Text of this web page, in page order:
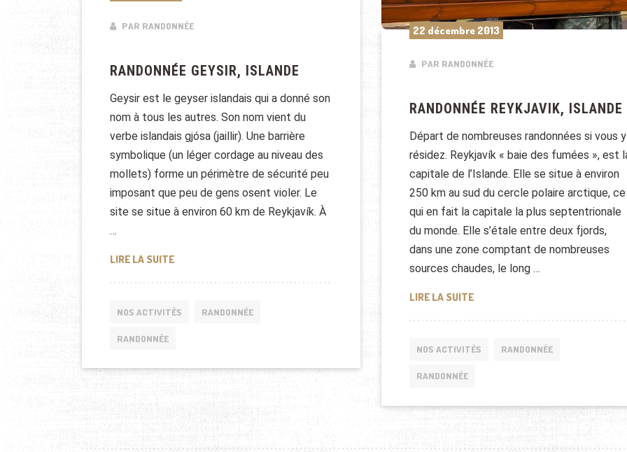
PAR RANDONNÉE
RANDONNÉE GEYSIR, ISLANDE
Geysir est le geyser islandais qui a donné son
nom à tous les autres. Son nom vient du
verbe islandais gjósa (jaillir). Une barrière
symbolique (un léger cordage au niveau des
mollets) forme un périmètre de sécurité peu
imposant que peu de gens osent violer. Le
site se situe à environ 60 km de Reykjavík. À
…
LIRE LA SUITERANDONNÉE GEYSIR, ISLANDE
NOS ACTIVITÉS RANDONNÉE
RANDONNÉE
22 décembre 2013
PAR RANDONNÉE
RANDONNÉE REYKJAVIK, ISLANDE
Départ de nombreuses randonnées si vous y
résidez. Reykjavík « baie des fumées », est
capitale de l’Islande. Elle se situe à environ
250 km au sud du cercle polaire arctique, ce
qui en fait la capitale la plus septentrionale
du monde. Elle s’étale entre deux fjords,
dans une zone comptant de nombreuses
sources chaudes, le long …
LIRE LA SUITERANDONNÉE REYKJAVIK, ISLANDE
NOS ACTIVITÉS RANDONNÉE
RANDONNÉE